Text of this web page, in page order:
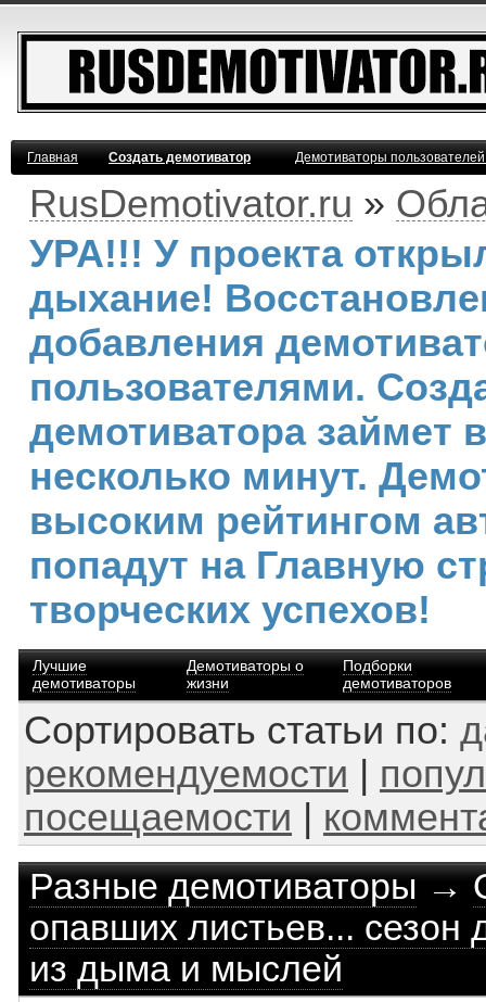
Главная Создать демотиватор Демотиваторы
RusDemotivator.ru »
УРА!!! У проекта
дыхание!
добавления
пользователями.
демотиватора займет
несколько минут.
высоким рейтингом
попадут на Главную
творческих успехов!
Лучшие
демотиваторы
Демотиваторы о
жизни
Подборки
демотиваторов
Сортировать статьи по:
рекомендуемости
посещаемости
Разные демотиваторы→
опавших листьев... сезон
из дыма и мыслей